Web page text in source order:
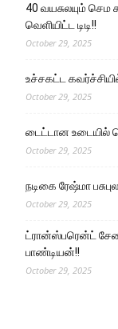
40 வயசுலயும்
வெளியிட்ட டிடி!!
October 29, 2025
உச்சகட்ட
October 29, 2025
டைட்டான உடையில்
October 29, 2025
நடிகை ரேஷ்மா
October 29, 2025
ட்ரான்ஸ்பரென்ட்
பாண்டியன்!!
October 29, 2025